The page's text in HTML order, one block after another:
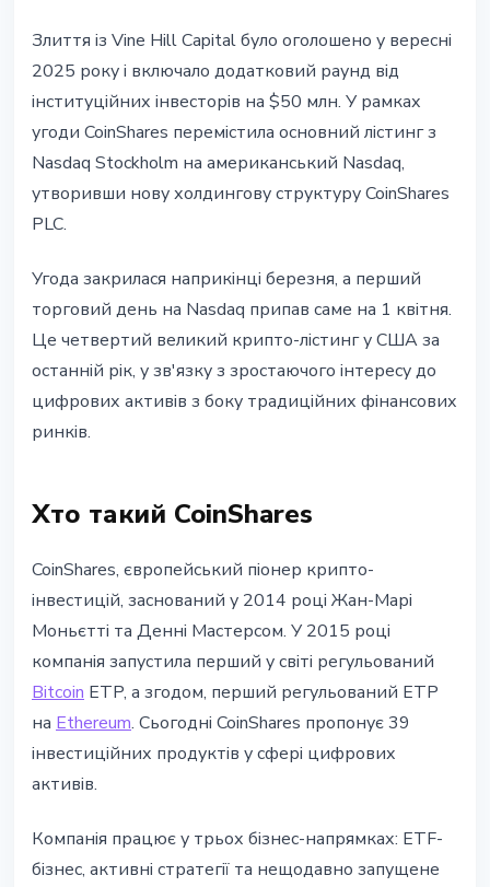
Злиття із Vine Hill Capital було оголошено у вересні
2025 року і включало додатковий раунд від
інституційних інвесторів на $50 млн. У рамках
угоди CoinShares перемістила основний лістинг з
Nasdaq Stockholm на американський Nasdaq,
утворивши нову холдингову структуру CoinShares
PLC.
Угода закрилася наприкінці березня, а перший
торговий день на Nasdaq припав саме на 1 квітня.
Це четвертий великий крипто-лістинг у США за
останній рік, у зв'язку з зростаючого інтересу до
цифрових активів з боку традиційних фінансових
ринків.
Хто такий CoinShares
CoinShares, європейський піонер крипто-
інвестицій, заснований у 2014 році Жан-Марі
Моньєтті та Денні Мастерсом. У 2015 році
компанія запустила перший у світі регульований
Bitcoin ETP, а згодом, перший регульований ETP
на Ethereum. Сьогодні CoinShares пропонує 39
інвестиційних продуктів у сфері цифрових
активів.
Компанія працює у трьох бізнес-напрямках: ETF-
бізнес, активні стратегії та нещодавно запущене